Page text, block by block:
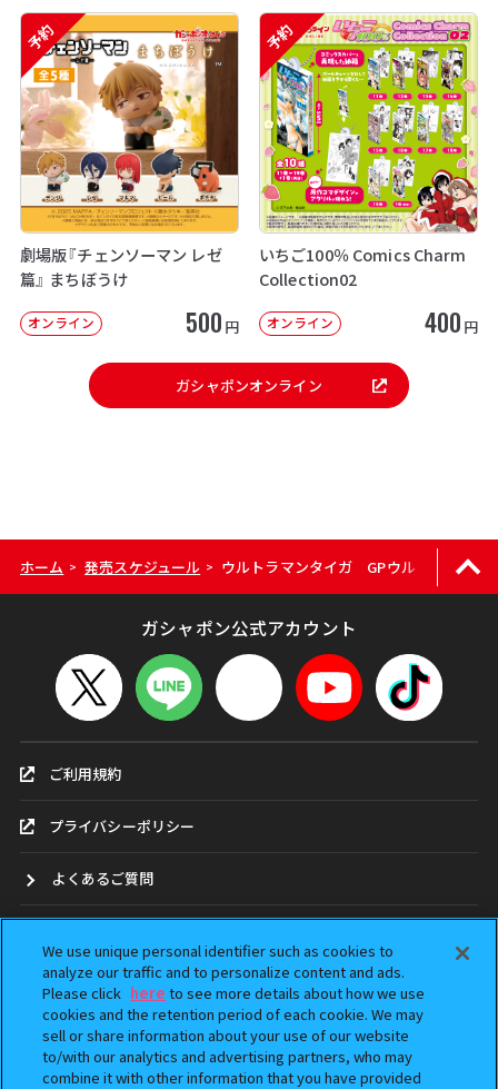
予約
劇場版『チェンソーマン レゼ
篇』 まちぼうけ
オンライン 500 円
予約
いちご100％ Comics Charm
Collection02
オンライン 400 円
ガシャポンオンライン
ホーム > 発売スケジュール > ウルトラマンタイガ GPウルトラタイガ
ガシャポン公式アカウント
ご利用規約
プライバシーポリシー
よくあるご質問
ガシャポンどこ？
アンケート
We use unique personal identifier such as cookies to
analyze our traffic and to personalize content and ads.
Please click here to see more details about how we use
cookies and the retention period of each cookie. We may
sell or share information about your use of our website
to/with our analytics and advertising partners, who may
combine it with other information that you have provided